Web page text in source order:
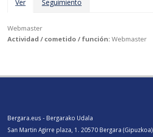
Ver (solapaSeguimiento
Webmaster
Actividad / cometido / función: Webmaster
Bergara.eus - Bergarako Udala
San Martin Agirre plaza, 1. 20570 Bergara (Gipuzkoa)